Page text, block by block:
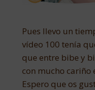
Pues llevo un
vídeo 100 tenía
que entre bibe y
con mucho cariño
Espero que os